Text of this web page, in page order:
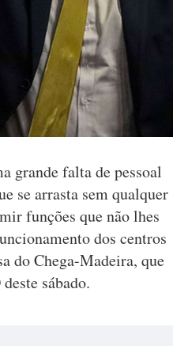
grande falta de pessoal
se arrasta sem qualquer
funções que não lhes
dos centros
do Chega-Madeira, que
sábado.